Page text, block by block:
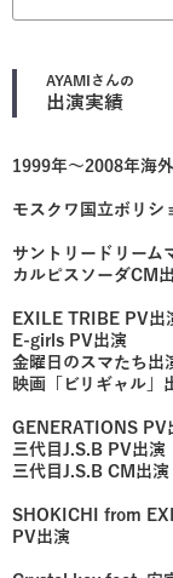
AYAMI さんの
出演実績
1999年〜2008年海
モスクワ国立ボリシ
サントリードリーム
カルピスソーダCM
EXILE TRIBE PV出
E-girls PV出演
金曜日のスマたち出
映画「ビリギャル」
GENERATIONS PV
三代目J.S.B PV出演
三代目J.S.B CM出演
SHOKICHI from
PV出演